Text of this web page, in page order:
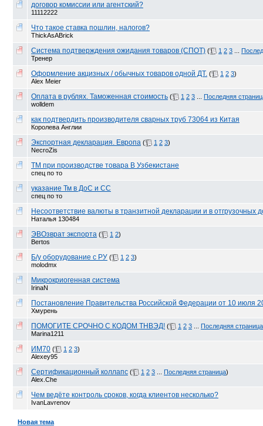
договор комиссии или агентский?
11112222
Что такое ставка пошлин, налогов?
ThickAsABrick
Система подтверждения ожидания товаров (СПОТ) ( 1 2 3
Тренер
Оформление акцизных / обычных товаров одной ДТ. ( 1 2 3)
Alex Meier
Оплата в рублях. Таможенная стоимость ( 1 2 3
Последняя
wolldem
как подтвердить производителя сварных труб 73064 из Китая
Королева Англии
Экспортная декларация. Европа ( 1 2 3)
NecroZis
ТМ при производстве товара В Узбекистане
спец по то
указание Тм в ДоС и СС
спец по то
Несоответствие валюты в транзитной декларации и в отгрузочных
Наталья 130484
ЭВОзврат экспорта ( 1 2)
Bertos
Б/у оборудование с РУ ( 1 2 3)
molodmx
Микрокриогенная система
IrinaN
Постановление Правительства Российской Федерации от 10 июля
Хмурень
ПОМОГИТЕ СРОЧНО С КОДОМ ТНВЭД! ( 1 2 3
Последняя страница
Marina1211
ИМ70 ( 1 2 3)
Alexey95
Сертификационный коллапс ( 1 2 3 Последняя страница)
Alex.Che
Чем ведёте контроль сроков, когда клиентов несколько?
IvanLavrenov
Новая тема